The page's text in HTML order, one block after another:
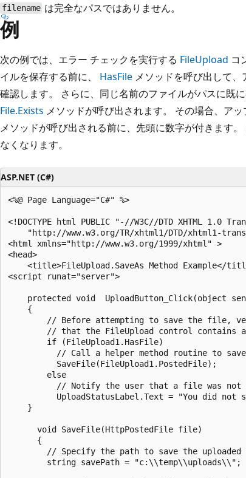
filename は完全なパスではありません。
例
次の例では、エラー チェックを実行する FileUpload コ
イルを保存する前に、 HasFile メソッドを呼び出して
確認します。 さらに、同じ名前のファイルがパスに既
File.Exists メソッドが呼び出されます。 その場合、ア
メソッドが呼び出される前に、先頭に数字が付きます
なくなります。
ASP.NET (C#)
<%@ Page Language="C#" %>
<!DOCTYPE html PUBLIC "-//W3C//DTD XHTML 1.0
"http://www.w3.org/TR/xhtml1/DTD/xhtml1-
<html xmlns="http://www.w3.org/1999/xhtml" >
<head>
<title>FileUpload.SaveAs Method Example</
<script runat="server">
protected void  UploadButton_Click(object
    {
// Before attempting to save the file,
// that the FileUpload control contains
        if (FileUpload1.HasFile)
// Call a helper method routine to
          SaveFile(FileUpload1.PostedFile);
        else
// Notify the user that a file was not
UploadStatusLabel.Text = "You did not
    }
      void SaveFile(HttpPostedFile file)
      {
// Specify the path to save the uploaded
        string savePath = "c:\\temp\\uploads\\";